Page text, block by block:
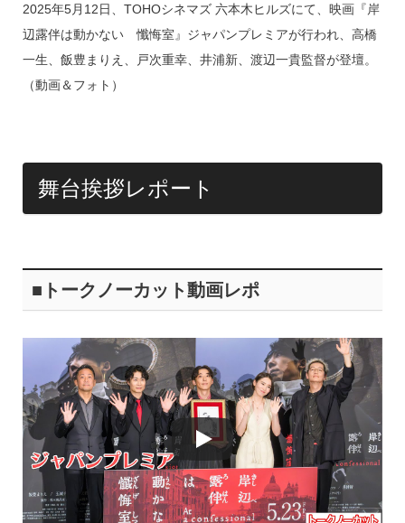
e
a
d
e
n
e
c
e
k
2025年5月12日、TOHOシネマズ 六本木ヒルズにて、映画『岸
辺露伴は動かない 懺悔室』ジャパンプレミアが行われ、高橋
一生、飯豊まりえ、戸次重幸、井浦新、渡辺一貴監督が登壇。
（動画＆フォト）
舞台挨拶レポート
■トークノーカット動画レポ